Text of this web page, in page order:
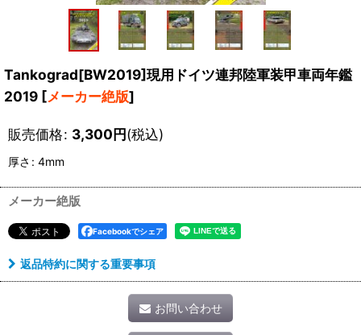
Tankograd[BW2019]現用ドイツ連邦陸軍装甲車両年鑑
2019 [メーカー絶版]
販売価格: 3,300円(税込)
厚さ : 4mm
メーカー絶版
Facebookでシェア
返品特約に関する重要事項
お問い合わせ